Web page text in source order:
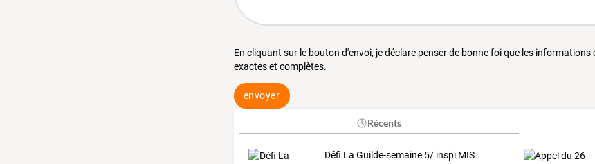
En cliquant sur le bouton d'envoi, je déclare penser de bonne foi que les
exactes et complètes.
envoyer
Récents
Défi La Guilde-semaine 5/ inspi MIS